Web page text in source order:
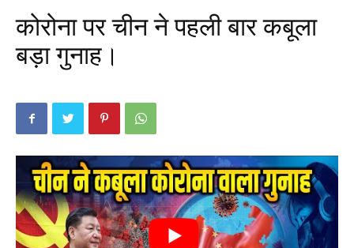
कोरोना पर चीन ने पहली बार कबूला
बड़ा गुनाह।